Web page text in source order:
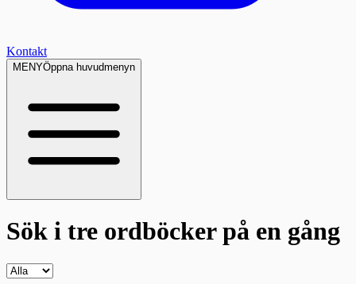
Kontakt
MENYÖppna huvudmenyn
Sök i tre ordböckerpå en gång